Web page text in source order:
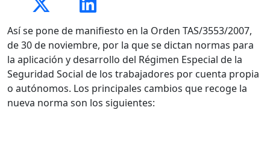
Así se pone de manifiesto en la Orden TAS/3553/2007,
de 30 de noviembre, por la que se dictan normas para
la aplicación y desarrollo del Régimen Especial de la
Seguridad Social de los trabajadores por cuenta propia
o autónomos. Los principales cambios que recoge la
nueva norma son los siguientes: